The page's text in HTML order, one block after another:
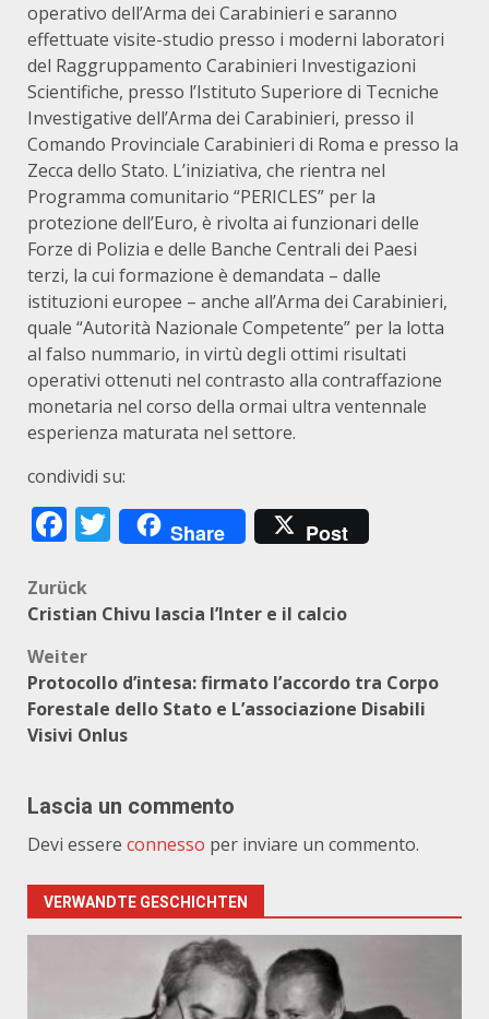
operativo dell’Arma dei Carabinieri e saranno
effettuate visite-studio presso i moderni laboratori
del Raggruppamento Carabinieri Investigazioni
Scientifiche, presso l’Istituto Superiore di Tecniche
Investigative dell’Arma dei Carabinieri, presso il
Comando Provinciale Carabinieri di Roma e presso la
Zecca dello Stato. L’iniziativa, che rientra nel
Programma comunitario “PERICLES” per la
protezione dell’Euro, è rivolta ai funzionari delle
Forze di Polizia e delle Banche Centrali dei Paesi
terzi, la cui formazione è demandata – dalle
istituzioni europee – anche all’Arma dei Carabinieri,
quale “Autorità Nazionale Competente” per la lotta
al falso nummario, in virtù degli ottimi risultati
operativi ottenuti nel contrasto alla contraffazione
monetaria nel corso della ormai ultra ventennale
esperienza maturata nel settore.
condividi su:
Facebook
Twitter
Share Post
Beitragsnavigation
Zurück
Cristian Chivu lascia l’Inter e il calcio
Weiter
Protocollo d’intesa: firmato l’accordo tra Corpo
Forestale dello Stato e L’associazione Disabili
Visivi Onlus
Lascia un commento
Devi essere connesso per inviare un commento.
VERWANDTE GESCHICHTEN